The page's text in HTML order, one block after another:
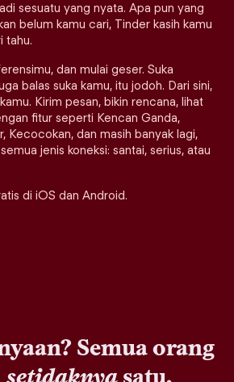
sesuatu yang nyata. Apa pun yang
belum kamu cari, Tinder kasih kamu
tahu.
dan mulai geser. Suka
balas suka kamu, itu jodoh. Dari sini,
Kirim pesan, bikin rencana, lihat
fitur seperti Kencan Ganda,
Kecocokan, dan masih banyak lagi,
jenis koneksi: santai, serius, atau
di iOS dan Android.
Semua orang
setidaknyasatu.